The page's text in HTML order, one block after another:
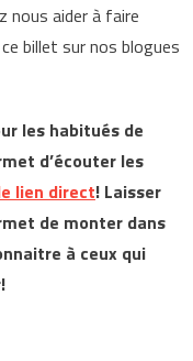
nous aider à faire
billet sur nos blogues
les habitués de
d’écouter les
lien direct! Laisser
de monter dans
à ceux qui